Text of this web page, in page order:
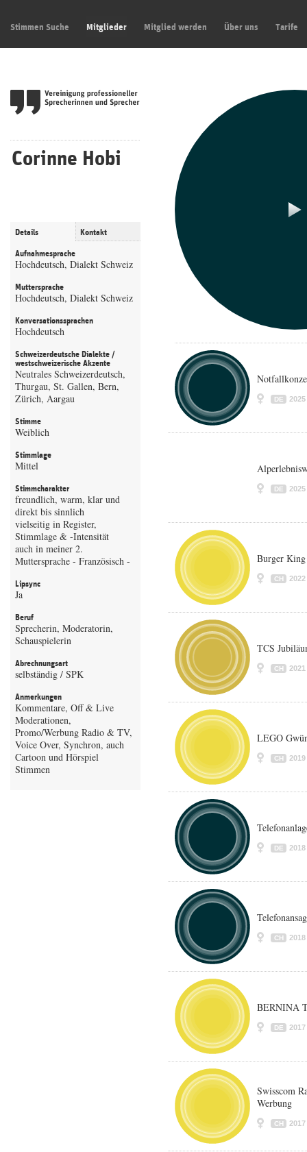
Stimmen Suche Mitglieder Mitglied werden Über uns Tarife
Corinne Hobi
Details Kontakt
Aufnahmesprache
Hochdeutsch, Dialekt Schweiz
Muttersprache
Hochdeutsch, Dialekt Schweiz
Konversationssprachen
Hochdeutsch
Schweizerdeutsche Dialekte /
westschweizerische Akzente
Neutrales Schweizerdeutsch,
Thurgau, St. Gallen, Bern,
Zürich, Aargau
Stimme
Weiblich
Stimmlage
Mittel
Stimmcharakter
freundlich, warm, klar und
direkt bis sinnlich
vielseitig in Register,
Stimmlage & -Intensität
auch in meiner 2.
Muttersprache - Französisch -
Lipsync
Ja
Beruf
Sprecherin, Moderatorin,
Schauspielerin
Abrechnungsart
selbständig / SPK
Anmerkungen
Kommentare, Off & Live
Moderationen,
Promo/Werbung Radio & TV,
Voice Over, Synchron, auch
Cartoon und Hörspiel
Stimmen
DE 2025
DE 2025
Burger
CH 2022
TCS
CH 2021
LEGO
CH 2019
DE 2018
CH 2018
BERNINA
DE 2017
Swisscom
Werbung
CH 2017